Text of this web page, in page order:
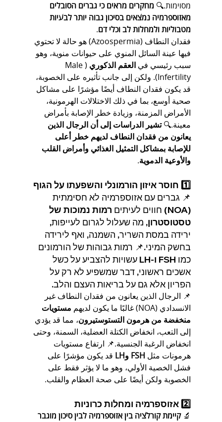
מסוימות.🔍 מחקרים מראים כי גברים הסובלים
מאזוספרמיה נמצאים בסיכון גבוה יותר לבעיות
מטבוליות ולמחלות לב וכלי דם.
فقدان النطاف (Azoospermia) هو حالة لا تحتوي
فيها عينة السائل المنوي على حيوانات منوية، وهو
سبب رئيسي في العقم الذكوري (Male
Infertility). ولكن إلى جانب تأثيره على الخصوبة،
قد يكون فقدان النطاف أيضًا مؤشرًا على مشاكل
صحية أوسع، بما في ذلك الاختلالات الهرمونية،
الأمراض المزمنة، وزيادة خطر الإصابة بأمراض
معينة.🔍 تشير الدراسات إلى أن الرجال الذين
يعانون من فقدان النطاف لديهم خطر أعلى
للإصابة بمشاكل التمثيل الغذائي وأمراض القلب
والأوعية الدموية.
1️⃣ חוסר איזון הורמונלי והשפעתו על הגוף
📌 גברים עם אזוספרמיה לא חסימתית
(NOA) חווים לעיתים
רמות נמוכות של
טסטוסטרון, מה שעלול לגרום לעייפות,
ירידה במסת השריר, השמנה, ואף לירידה
בחשק המיני.📌 רמות גבוהות של הורמונים
כמו FSH ו-LH
עשויות להצביע על כשל
אשכים ראשוני, דבר שמשפיע לא רק על
הפריון אלא גם על בריאות העצם והלב.
📌 الرجال الذين يعانون من فقدان النطاف غير
الانسدادي (NOA) غالبًا ما يكون لديهم
مستويات
منخفضة من هرمون التستوستيرون، مما قد يؤدي
إلى التعب، انخفاض الكتلة العضلية، السمنة، وحتى
انخفاض الرغبة الجنسية.📌 ارتفاع مستويات
هرمونات مثل FSH وLH
قد يكون مؤشرًا على
فشل الخصية الأولي، وهو ما لا يؤثر فقط على
الخصوبة ولكن أيضًا على صحة العظام والقلب.
2️⃣ אזוספרמיה ומחלות כרוניות
🔬 קיימת קורלציה בין אזוספרמיה לבין סיכון מוגבר